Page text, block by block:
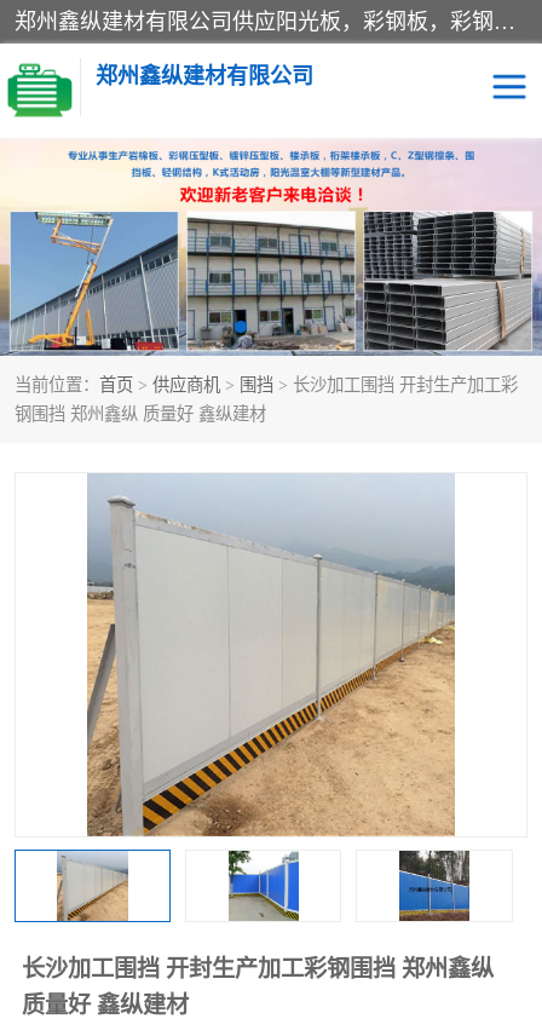
郑州鑫纵建材有限公司供应阳光板，彩钢板，彩钢钢构工程是一家集生产销售租赁安装于一体的企业，主要生产PC采光板，耐力板，仿古琉璃采光板，岩棉板、彩钢压型板、镀锌压型板、桁架楼承板，C、Z型钢檩条、围挡板、轻钢结构，阳光温室大棚等新型建材产品。公司旗下有多台移动式高空压瓦机租赁，承接全国各地业务，专业对外租赁各种型号压瓦机。
郑州鑫纵建材有限公司
当前位置： 首页 > 供应商机 > 围挡 > 长沙加工围挡 开封生产加工彩
钢围挡 郑州鑫纵 质量好 鑫纵建材
长沙加工围挡 开封生产加工彩钢围挡 郑州鑫纵
质量好 鑫纵建材
高空瓦机租赁 ASA合成树脂仿古瓦
CZ型钢 FRP采光板
PC多层板 PC耐力板
建筑围挡 楼层板
彩钢板
生产加工单板复合围挡 市
政围挡